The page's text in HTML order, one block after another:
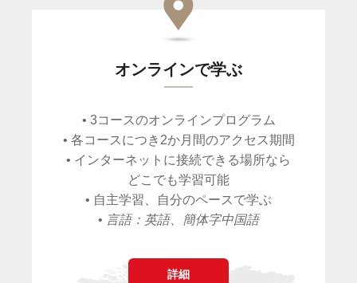
オンラインで学ぶ
• 3コースのオンラインプログラム
• 各コースにつき2か月間のアクセス期間
• インターネットに接続できる場所なら
どこでも学習可能
• 自主学習、自分のペースで学ぶ
• 言語：英語、簡体字中国語
詳細